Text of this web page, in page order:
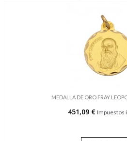
MEDALLA DE ORO FRAY
451,09 € Impuestos